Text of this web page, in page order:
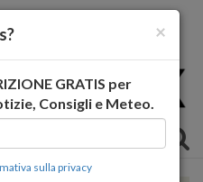
×
GRATIS per
Consigli e Meteo.
sulla privacy